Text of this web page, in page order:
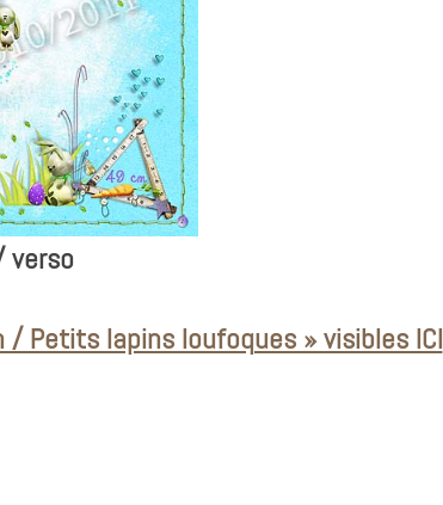
verso
Petits lapins loufoques » visibles ICI